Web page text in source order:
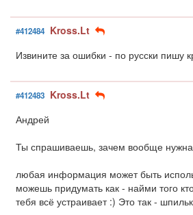
#412484 Kross.Lt
Извините за ошибки - по русски пишу
#412483 Kross.Lt
Андрей
Ты спрашиваешь, зачем вообще нужна
любая информация может быть
можешь придумать как - найми того
тебя всё устраивает :) Это так -